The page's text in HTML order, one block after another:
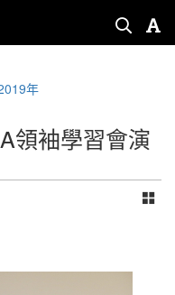
年
領袖學習會演